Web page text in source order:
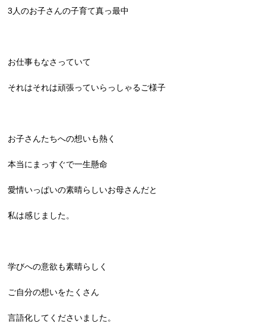
3人のお子さんの子育て真っ最中
お仕事もなさっていて
それはそれは頑張っていらっしゃるご様子
お子さんたちへの想いも熱く
本当にまっすぐで一生懸命
愛情いっぱいの素晴らしいお母さんだと
私は感じました。
学びへの意欲も素晴らしく
ご自分の想いをたくさん
言語化してくださいました。